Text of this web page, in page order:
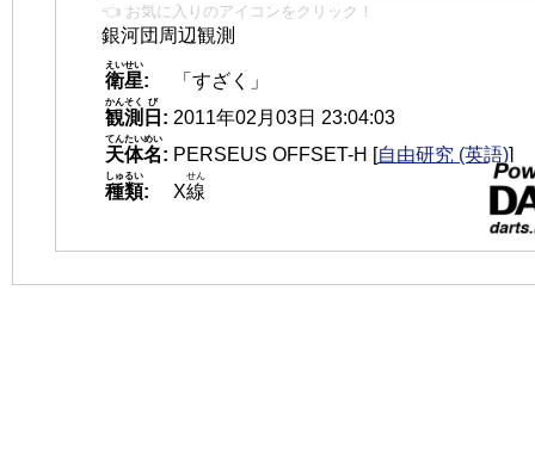
👈 お気に入りのアイコンをクリック！
銀河団周辺観測
衛星
えいせい
:
「すざく」
観測
かんそく
日
び
: 2011年02月03日 23:04:03
天体名
てんたいめい
: PERSEUS OFFSET-H [自由研究 (英語)]
種類
しゅるい
: X線
せん